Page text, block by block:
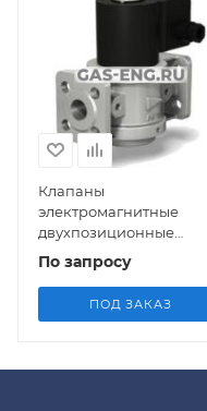
Клапаны
электромагнитные
двухпозиционные
фланцевые нормально-
открытые на DN 15, 20
По запросу
ПОД ЗАКАЗ